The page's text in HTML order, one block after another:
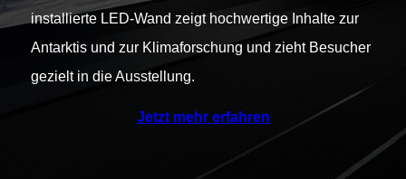
installierte LED-Wand zeigt hochwertige Inhalte zur
Antarktis und zur Klimaforschung und zieht Besucher
gezielt in die Ausstellung.
Jetzt mehr erfahren